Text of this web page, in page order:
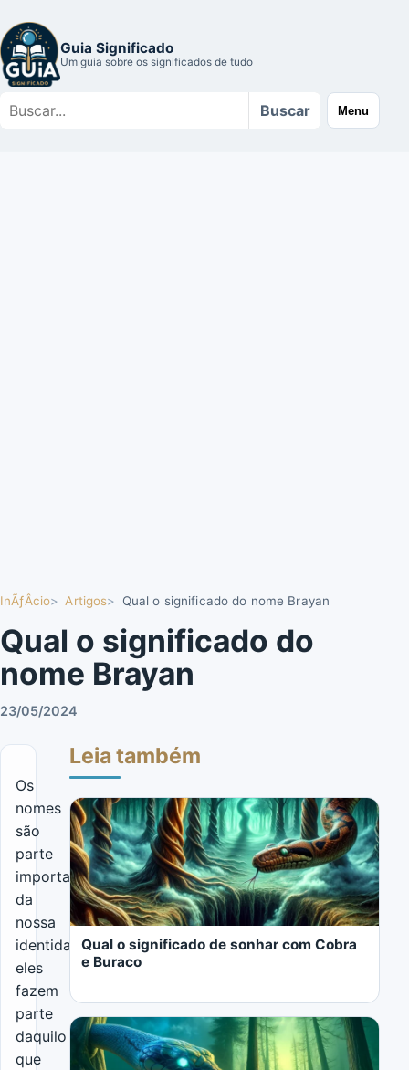
Guia Significado
Um guia sobre os significados de tudo
Buscar
Buscar Menu
InÃƒÂ­cio Artigos Qual o significado do nome Brayan
Qual o significado do
nome Brayan
23/05/2024
Os
nomes
são
parte
importante
da
nossa
identidade,
eles
fazem
parte
daquilo
que
Leia também
Qual o significado de sonhar com Cobra
e Buraco